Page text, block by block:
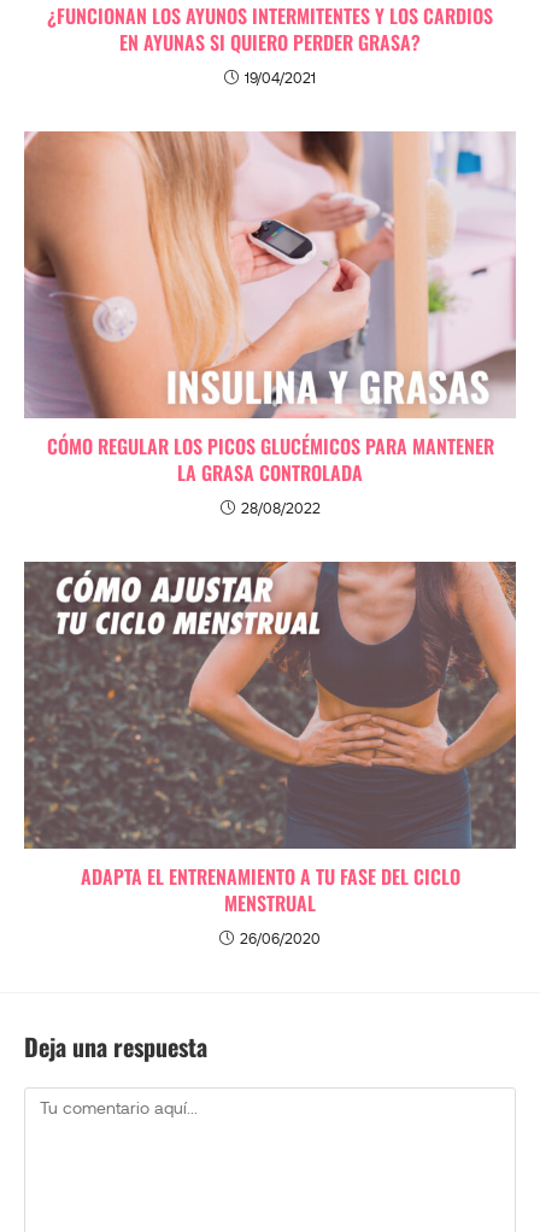
¿FUNCIONAN LOS AYUNOS INTERMITENTES Y LOS CARDIOS
EN AYUNAS SI QUIERO PERDER GRASA?
19/04/2021
CÓMO REGULAR LOS PICOS GLUCÉMICOS PARA MANTENER
LA GRASA CONTROLADA
28/08/2022
ADAPTA EL ENTRENAMIENTO A TU FASE DEL CICLO
MENSTRUAL
26/06/2020
Deja una respuesta